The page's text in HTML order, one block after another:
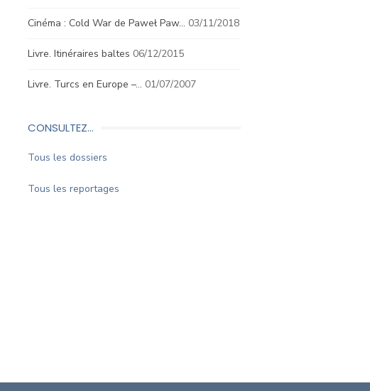
Cinéma : Cold War de Paweł Paw… 03/11/2018
Livre. Itinéraires baltes 06/12/2015
Livre. Turcs en Europe –… 01/07/2007
CONSULTEZ…
Tous les dossiers
Tous les reportages